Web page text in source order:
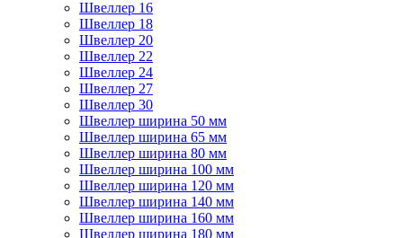
Швеллер 16
Швеллер 18
Швеллер 20
Швеллер 22
Швеллер 24
Швеллер 27
Швеллер 30
Швеллер ширина 50 мм
Швеллер ширина 65 мм
Швеллер ширина 80 мм
Швеллер ширина 100 мм
Швеллер ширина 120 мм
Швеллер ширина 140 мм
Швеллер ширина 160 мм
Швеллер ширина 180 мм